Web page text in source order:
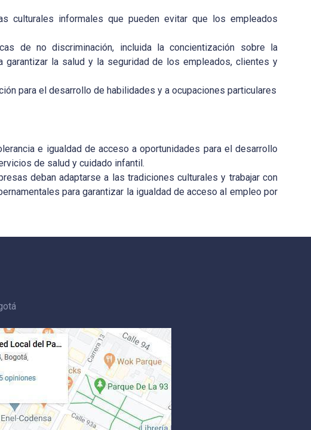
culturales informales que pueden evitar que los empleados
de no discriminación, incluida la concientización sobre la
garantizar la salud y la seguridad de los empleados, clientes y
para el desarrollo de habilidades y a ocupaciones particulares
e igualdad de acceso a oportunidades para el desarrollo
de salud y cuidado infantil.
deban adaptarse a las tradiciones culturales y trabajar con
para garantizar la igualdad de acceso al empleo por